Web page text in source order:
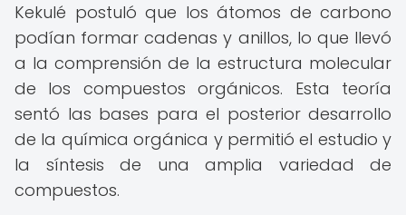
Kekulé postuló que los átomos de carbono
podían formar cadenas y anillos, lo que llevó
a la comprensión de la estructura molecular
de los compuestos orgánicos. Esta teoría
sentó las bases para el posterior desarrollo
de la química orgánica y permitió el estudio y
la síntesis de una amplia variedad de
compuestos.